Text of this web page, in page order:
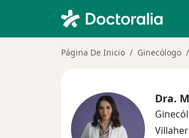
Página De Inicio Ginecólogo
Dra.